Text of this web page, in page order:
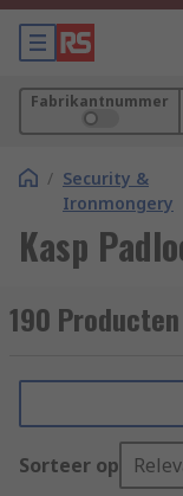
Fabrikantnummer
/ Security &
Ironmongery
Kasp
190
Sorteer op